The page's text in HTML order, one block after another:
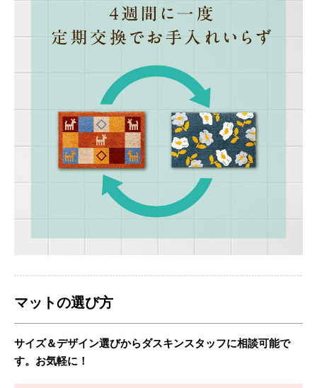
マットの選び方
サイズ＆デザイン選びからダスキンスタッフに相談可能で
す。お気軽に！